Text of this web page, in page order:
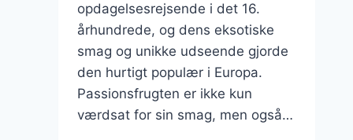
opdagelsesrejsende i det 16.
århundrede, og dens eksotiske
smag og unikke udseende gjorde
den hurtigt populær i Europa.
Passionsfrugten er ikke kun
værdsat for sin smag, men også…